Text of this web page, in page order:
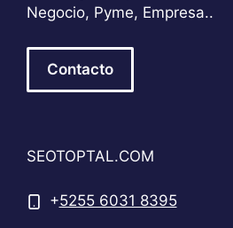
Negocio, Pyme, Empresa..
Contacto
SEOTOPTAL.COM
+5255 6031 8395